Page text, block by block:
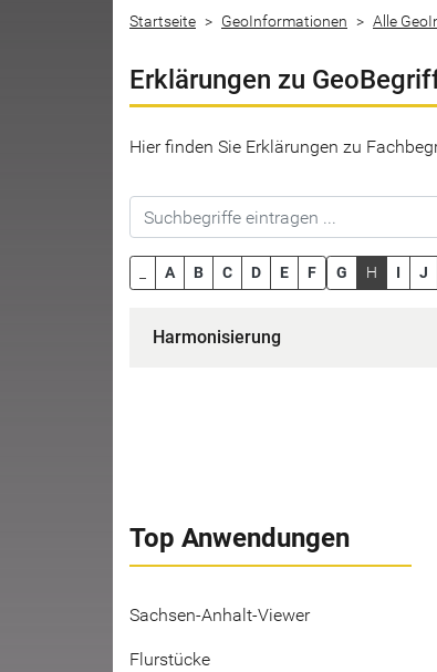
Startseite GeoInformationen Alle
Erklärungen zu
Hier finden Sie Erklärungen zu
A B C D E F G H I J
Harmonisierung
Top Anwendungen
Sachsen-Anhalt-Viewer
Flurstücke